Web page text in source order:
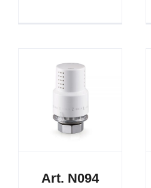
Art. N094